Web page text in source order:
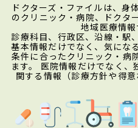
ドクターズ・ファイルは、身
のクリニック・病院、ドクタ
地域医療情報
診療科目、行政区、沿線・駅
基本情報だけでなく、気にな
条件に合ったクリニック・病
ます。 医院情報だけでなく、
関する情報（診療方針や得